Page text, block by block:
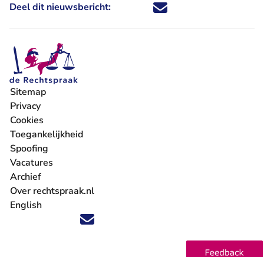
Deel dit nieuwsbericht: Deel dit nieuwsbericht via X -
Deel dit nieuwsbericht via
Deel dit nieuwsbericht
Deel dit
Volg ons op X (Twitter) - U verlaat Rechtspraak.nl
Volg ons op Facebook - U verlaat Rechtspraak.nl
Volg ons op Instagram - U verlaat Rechtspraak.nl
Volg ons op Youtube - U verlaat Rechtspraak.nl
Volg ons op LinkedIn - U verlaat
'Blijf op de hoogte' nieuwsbrief - U verlaat
Sitemap
Privacy
Cookies
Toegankelijkheid
Spoofing
Vacatures
- U verlaat Rechtspraak.nl
Archief
Over rechtspraak.nl
English